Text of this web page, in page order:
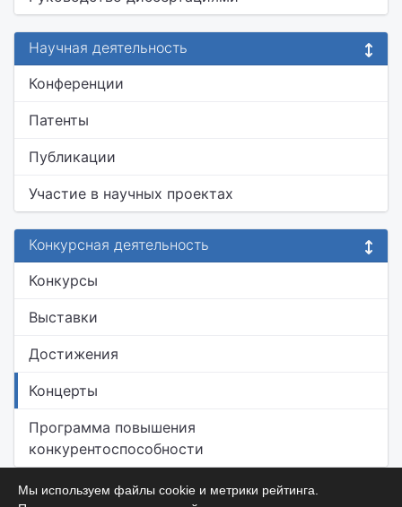
Научная деятельность
Конференции
Патенты
Публикации
Участие в научных проектах
Конкурсная деятельность
Конкурсы
Выставки
Достижения
Концерты
Программа повышения
конкурентоспособности
Мы используем файлы cookie и метрики рейтинга.